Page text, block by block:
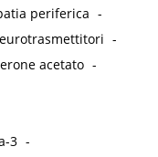
periferica -
-
acetato -
3 -